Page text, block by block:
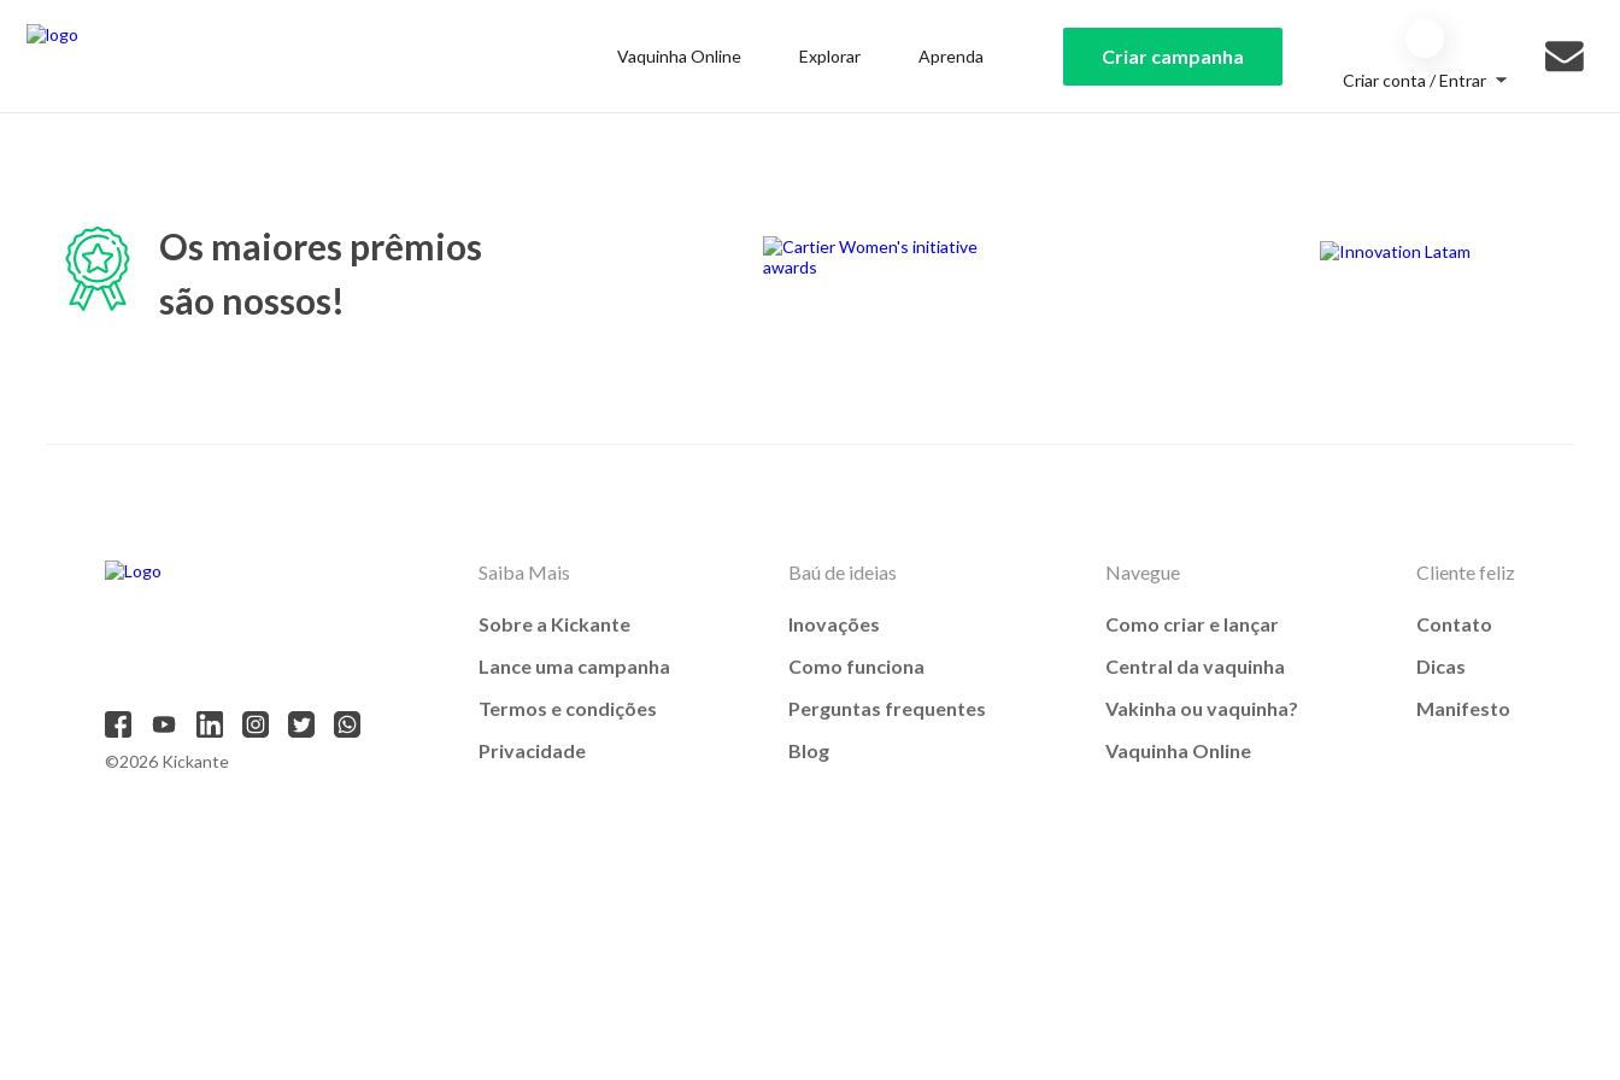
Vaquinha Online Explorar Aprenda Criar campanha
Criar conta / Entrar
Os maiores prêmios
são nossos!
©2026 Kickante
Saiba Mais
Sobre a Kickante
Lance uma campanha
Termos e condições
Privacidade
Baú de ideias
Inovações
Como funciona
Perguntas frequentes
Blog
Navegue
Como criar e lançar
Central da vaquinha
Vakinha ou vaquinha?
Vaquinha Online
Cliente feliz
Contato
Dicas
Manifesto